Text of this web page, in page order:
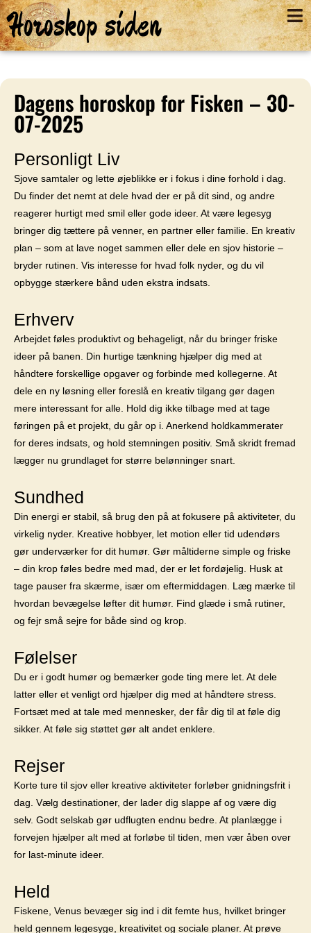
Horoskop siden
Dagens horoskop for Fisken – 30-
07-2025
Personligt Liv
Sjove samtaler og lette øjeblikke er i fokus i dine forhold i dag.
Du finder det nemt at dele hvad der er på dit sind, og andre
reagerer hurtigt med smil eller gode ideer. At være legesyg
bringer dig tættere på venner, en partner eller familie. En kreativ
plan – som at lave noget sammen eller dele en sjov historie –
bryder rutinen. Vis interesse for hvad folk nyder, og du vil
opbygge stærkere bånd uden ekstra indsats.
Erhverv
Arbejdet føles produktivt og behageligt, når du bringer friske
ideer på banen. Din hurtige tænkning hjælper dig med at
håndtere forskellige opgaver og forbinde med kollegerne. At
dele en ny løsning eller foreslå en kreativ tilgang gør dagen
mere interessant for alle. Hold dig ikke tilbage med at tage
føringen på et projekt, du går op i. Anerkend holdkammerater
for deres indsats, og hold stemningen positiv. Små skridt fremad
lægger nu grundlaget for større belønninger snart.
Sundhed
Din energi er stabil, så brug den på at fokusere på aktiviteter, du
virkelig nyder. Kreative hobbyer, let motion eller tid udendørs
gør underværker for dit humør. Gør måltiderne simple og friske
– din krop føles bedre med mad, der er let fordøjelig. Husk at
tage pauser fra skærme, især om eftermiddagen. Læg mærke til
hvordan bevægelse løfter dit humør. Find glæde i små rutiner,
og fejr små sejre for både sind og krop.
Følelser
Du er i godt humør og bemærker gode ting mere let. At dele
latter eller et venligt ord hjælper dig med at håndtere stress.
Fortsæt med at tale med mennesker, der får dig til at føle dig
sikker. At føle sig støttet gør alt andet enklere.
Rejser
Korte ture til sjov eller kreative aktiviteter forløber gnidningsfrit i
dag. Vælg destinationer, der lader dig slappe af og være dig
selv. Godt selskab gør udflugten endnu bedre. At planlægge i
forvejen hjælper alt med at forløbe til tiden, men vær åben over
for last-minute ideer.
Held
Fiskene, Venus bevæger sig ind i dit femte hus, hvilket bringer
held gennem legesyge, kreativitet og sociale planer. At prøve